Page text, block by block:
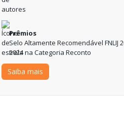
Prêmios
Selo Altamente Recomendável FNLIJ
2024 na Categoria Reconto
Saiba mais